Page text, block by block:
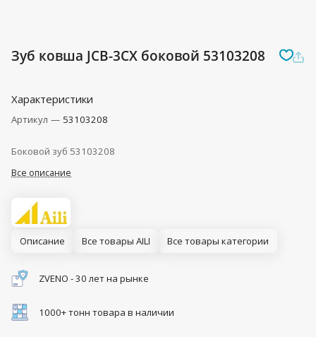
Зуб ковша JCB-3CX боковой 53103208
Характеристики
Артикул — 53103208
Боковой зуб 53103208
Все описание
Описание Все товары AILI Все товары категории
ZVENO - 30 лет на рынке
1000+ тонн товара в наличии